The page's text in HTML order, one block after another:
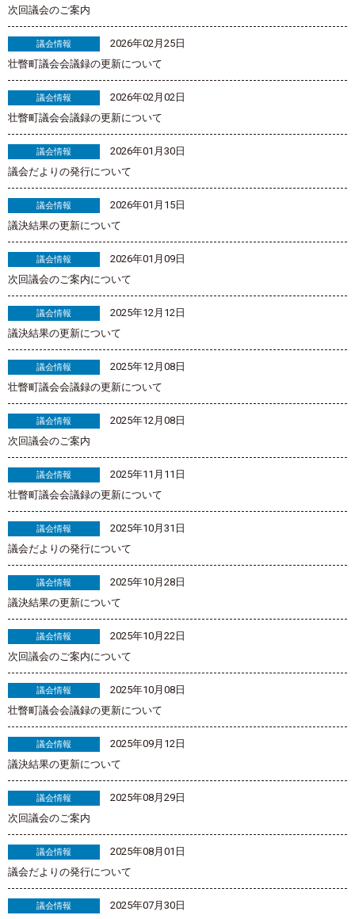
次回議会のご案内
議会情報
2026年02月25日
壮瞥町議会会議録の更新について
議会情報
2026年02月02日
壮瞥町議会会議録の更新について
議会情報
2026年01月30日
議会だよりの発行について
議会情報
2026年01月15日
議決結果の更新について
議会情報
2026年01月09日
次回議会のご案内について
議会情報
2025年12月12日
議決結果の更新について
議会情報
2025年12月08日
壮瞥町議会会議録の更新について
議会情報
2025年12月08日
次回議会のご案内
議会情報
2025年11月11日
壮瞥町議会会議録の更新について
議会情報
2025年10月31日
議会だよりの発行について
議会情報
2025年10月28日
議決結果の更新について
議会情報
2025年10月22日
次回議会のご案内について
議会情報
2025年10月08日
壮瞥町議会会議録の更新について
議会情報
2025年09月12日
議決結果の更新について
議会情報
2025年08月29日
次回議会のご案内
議会情報
2025年08月01日
議会だよりの発行について
議会情報
2025年07月30日